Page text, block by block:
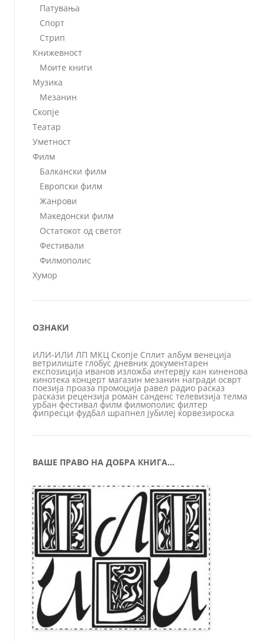
Патувања
Спорт
Стрип
Книжевност
Моите книги
Музика
Мезанин
Скопје
Театар
Уметност
Филм
Балкански филм
Европски филм
Жанрови
Македонски филм
Остатокот од светот
Фестивали
Филмополис
Хумор
ОЗНАКИ
ИЛИ-ИЛИ ЛП МКЦ Скопје Сплит албум венеција
ветрилиште глобус дневник документарен
експозиција иванов изложба интервју кан киненова
кинотека концерт магазин мезанин награди осврт
поезија проаза промоција равел радио расказ
раскази рецензија роман санденс телевизија телма
урбан фестивал филм филмополис филтер
фипресци фудбал шрапнел јубилеј ќорвезироска
ВАШЕ ПРАВО НА ДОБРА КНИГА…